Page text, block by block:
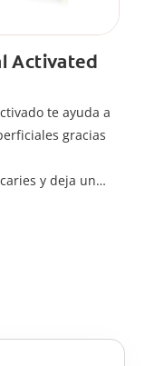
Activated
te ayuda a
gracias
y deja un